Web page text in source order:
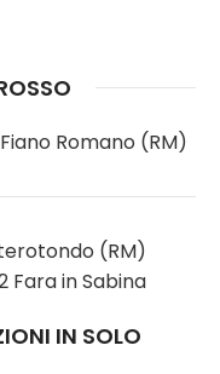
Romano (RM)
(RM)
Fara in Sabina
IN SOLO